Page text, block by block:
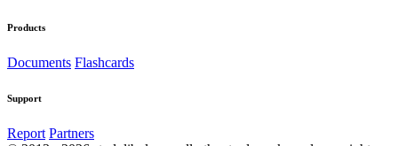
Products
Documents Flashcards
Support
Report Partners